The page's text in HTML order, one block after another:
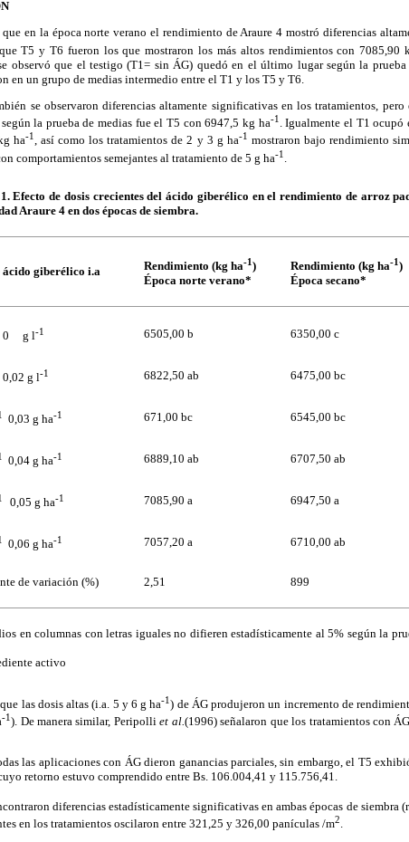
en la época norte verano el rendimiento de Araure 4 mostró diferencias
T5 y T6 fueron los que mostraron los más altos rendimientos con 7085,90
observó que el testigo (T1= sin ÁG) quedó en el último lugar según la
en un grupo de medias intermedio entre el T1 y los T5 y T6.
se observaron diferencias altamente significativas en los tratamientos, pero
la prueba de medias fue el T5 con 6947,5 kg ha-1 . Igualmente el T1
ha-1, así como los tratamientos de 2 y 3 g ha-1 mostraron bajo rendimiento
comportamientos semejantes al tratamiento de 5 g ha-1
Efecto de dosis crecientes del ácido giberélico en el rendimiento de arroz
Araure 4 en dos épocas de siembra.
ácido giberélico i.a Rendimiento (kg ha-1)
Época norte verano*
Rendimiento (kg ha-1)
Época secano*
0 g l-1 6505,00 b 6350,00 c
0,02 g l-1 6822,50 ab 6475,00 bc
0,03 g ha-1 671,00 bc 6545,00 bc
0,04 g ha-1 6889,10 ab 6707,50 ab
0,05 g ha-1 7085,90 a 6947,50 a
0,06 g ha-1 7057,20 a 6710,00 ab
de variación (%) 2,51 899
en columnas con letras iguales no difieren estadísticamente al 5% según la
activo
las dosis altas (i.a. 5 y 6 g ha-1) de ÁG produjeron un incremento de
-1). De manera similar, Peripolliet al. (1996) señalaron que los tratamientos con
las aplicaciones con ÁG dieron ganancias parciales, sin embargo, el T5
retorno estuvo comprendido entre Bs. 106.004,41 y 115.756,41.
diferencias estadísticamente significativas en ambas épocas de siembra
en los tratamientos oscilaron entre 321,25 y 326,00 panículas /m2